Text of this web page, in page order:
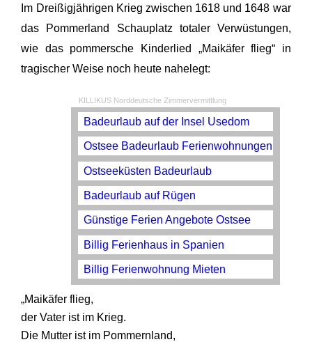
Im Dreißigjährigen Krieg zwischen 1618 und 1648 war
das Pommerland Schauplatz totaler Verwüstungen,
wie das pommersche Kinderlied „Maikäfer flieg“ in
tragischer Weise noch heute nahelegt:
KILLIKUS Norddeutsche Zimmervermittlung
Badeurlaub auf der Insel Usedom
Ostsee Badeurlaub Ferienwohnungen
Ostseeküsten Badeurlaub
Badeurlaub auf Rügen
Günstige Ferien Angebote Ostsee
Billig Ferienhaus in Spanien
Billig Ferienwohnung Mieten
„Maikäfer flieg,
der Vater ist im Krieg.
Die Mutter ist im Pommernland,